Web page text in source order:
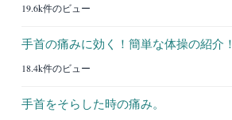
19.6k件のビュー
手首の痛みに効く！簡単な体操の紹介！
18.4k件のビュー
手首をそらした時の痛み。